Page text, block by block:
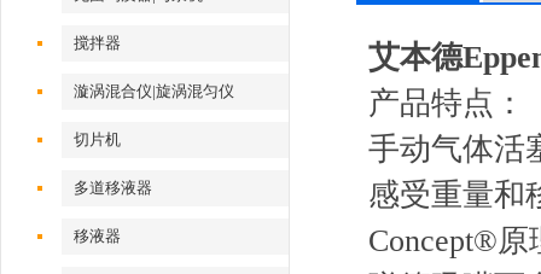
搅拌器
漩涡混合仪|旋涡混匀仪
切片机
多道移液器
移液器
艾本德
产品特点：
手动气体活
感受重量和
Concept®原